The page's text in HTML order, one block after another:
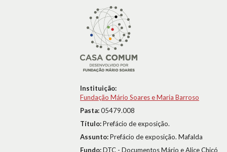
Instituição:
Fundação Mário Soares e Maria Barroso
Pasta:05479.008
Título:Prefácio de exposição.
Assunto:Prefácio de exposição. Mafalda
Fundo:DTC - Documentos Mário e Alice Chicó